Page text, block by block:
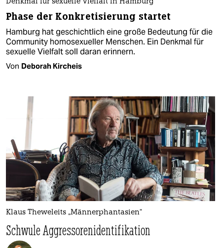
Denkmal für sexuelle Vielfalt in Hamburg
Phase der Konkretisierung startet
Hamburg hat geschichtlich eine große Bedeutung für die
Community homosexueller Menschen. Ein Denkmal für
sexuelle Vielfalt soll daran erinnern.
Von Deborah Kircheis
Klaus Theweleits „Männerphantasien“
Schwule Aggressorenidentifikation